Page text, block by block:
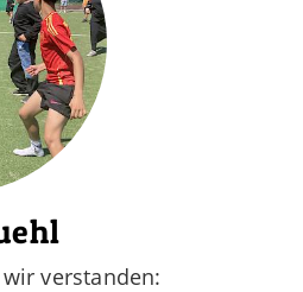
verstanden: